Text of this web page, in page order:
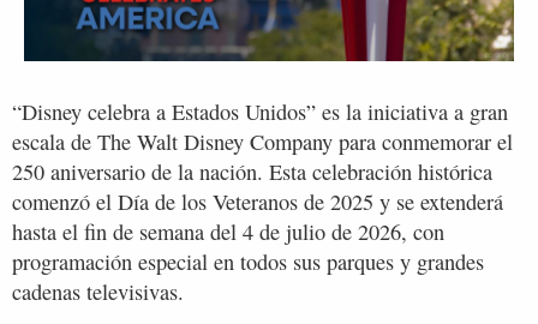
“Disney celebra a Estados Unidos” es la iniciativa a gran
escala de The Walt Disney Company para conmemorar el
250 aniversario de la nación. Esta celebración histórica
comenzó el Día de los Veteranos de 2025 y se extenderá
hasta el fin de semana del 4 de julio de 2026, con
programación especial en todos sus parques y grandes
cadenas televisivas.